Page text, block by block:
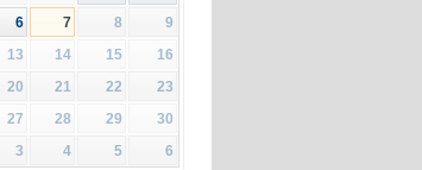
6 7 8
9
13 14 15
16
20 21 22
23
27 28 29
30
3 4 5 6